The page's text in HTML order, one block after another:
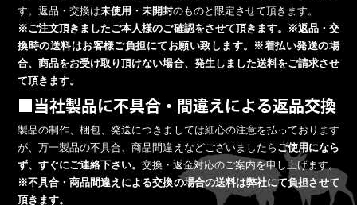
す。返品・交換は未使用・未開封のものと限定させて頂きます。
※ご注文頂きましたご本人様のご確認をさせて頂きます。※返品・交
換時の送料はお客様ご負担にてお願い致します。※着払い発送の場
合、商品をお受け取り頂けない場合、発生しました送料をご請求させ
て頂きます。
■当社製品に不具合・間違えによる返品交換
製品の制作、梱包、発送につきましては細心の注意を払っております
が、万一製品の不具合、商品間違えなどございましたら ご使用になら
ず、すぐにご連絡下さい。交換・返金対応のご案内を申し上げます。
※不具合・商品間違えによる交換の場合の送料は弊社にて負担させて
頂きます。